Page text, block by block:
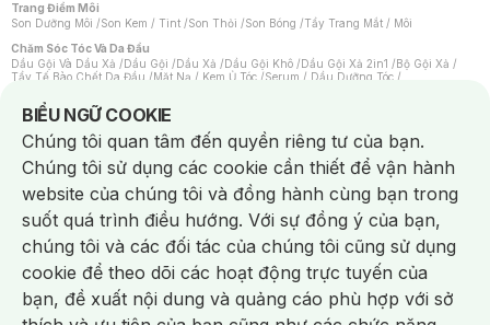
Trang Điểm Môi
Son Dưỡng Môi /Son Kem / Tint /Son Thỏi /Son Bóng /Tẩy Trang Mắt / Môi
Chăm Sóc Tóc Và Da Đầu
Dầu Gội Và Dầu Xả /Dầu Gội /Dầu Xả /Dầu Gội Khô /Dầu Gội Xả 2in1 /Bộ Gội Xả /
Tẩy Tế Bào Chết Da Đầu /Mặt Nạ / Kem Ủ Tóc /Serum / Dầu Dưỡng Tóc /
Máy Sấy Tóc
Lược
Kem Tẩy Lông/Dụng Cụ Tẩy Lông
Nước Hoa
Nước Hoa Nam Nước Hoa Cao Cấp Xịt Thơm Toàn Thân
Nước Hoa Vùng Kín
Chăm Sóc Cá Nhân
Chống Muỗi
Khẩu Trang Máy Massage Mặt Nạ Xông Hơi/Nước Rửa Tay
Sản Phẩm Chăm Sóc Khác/ Bàn Chải Đánh Răng /Bàn Chải Điện/
Hỗ Trợ Trắng Răng / Kem Đánh Răng Máy Tăm Nước Nước Súc Miệng
Tăm / Chỉ Nha Khoa /Xịt Thơm Miệng / Dung Dịch Vệ Sinh/Dưỡng Vùng Kín/
Khăn Ướt Vệ Sinh Vùng Kín
/Băng Vệ Sinh Tampon Bọt Cạo Râu Dao Cạo Râu/
Máy Cạo Râu
BIỂU NGỮ COOKIE
Notice about cookies usage
Chúng tôi quan tâm đến quyền riêng tư của bạn.
Chúng tôi sử dụng các cookie cần thiết để vận hành
website của chúng tôi và đồng hành cùng bạn trong
suốt quá trình điều hướng. Với sự đồng ý của bạn,
chúng tôi và các đối tác của chúng tôi cũng sử dụng
cookie để theo dõi các hoạt động trực tuyến của
bạn, đề xuất nội dung và quảng cáo phù hợp với sở